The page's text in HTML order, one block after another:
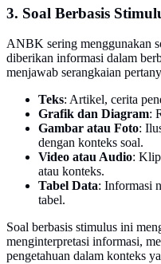
3. Soal Berbasis
ANBK sering menggunakan
diberikan informasi dalam
menjawab serangkaian
Teks: Artikel, cerita
Grafik dan Diagram:
Gambar atau Foto:
dengan konteks soal.
Video atau Audio:
atau konteks.
Tabel Data: Informasi
tabel.
Soal berbasis stimulus ini
menginterpretasi informasi,
pengetahuan dalam konteks